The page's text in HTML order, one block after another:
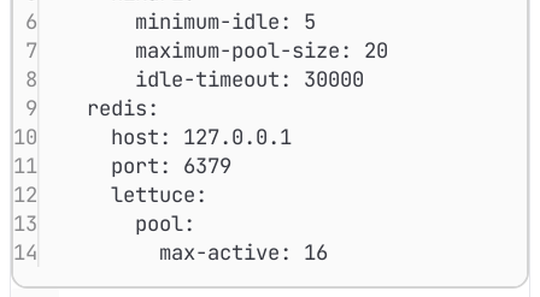
6
minimum-idle: 5
7
maximum-pool-size: 20
8
idle-timeout: 30000
9
redis:
10
host: 127.0.0.1
11
port: 6379
12
lettuce:
13
pool:
14
max-active: 16